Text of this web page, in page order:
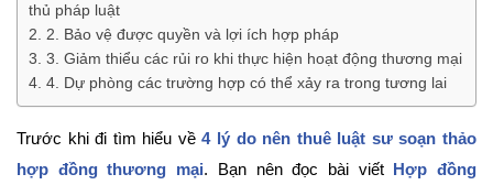
thủ pháp luật
2. Bảo vệ được quyền và lợi ích hợp pháp
3. Giảm thiểu các rủi ro khi thực hiện hoạt động thương mại
4. Dự phòng các trường hợp có thể xảy ra trong tương lai
Trước khi đi tìm hiểu về4 lý do nên thuê luật sư soạn thảo
hợp đồng thương mại. Bạn nên đọc bài viết Hợp đồng